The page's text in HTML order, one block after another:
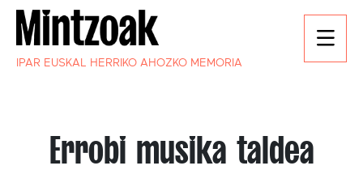
IPAR EUSKAL HERRIKO AHOZKO MEMORIA
Errobi musika taldea